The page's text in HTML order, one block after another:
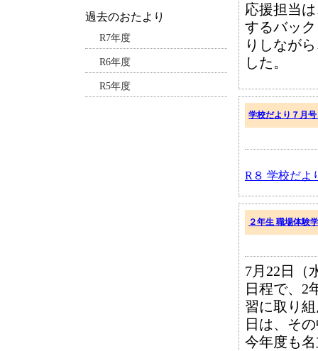
過去のおたより
R7年度
R6年度
R5年度
応援担当
するバッ
りしなが
した。
学校だより７月
R８ 学校だよ
２年生 職場体験
7月22日（
日程で、2
習に取り
日は、そ
今年度も